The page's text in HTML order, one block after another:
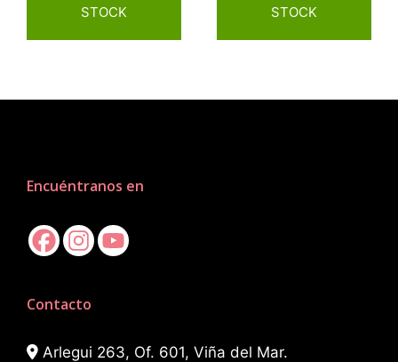
STOCK
STOCK
Encuéntranos en
Contacto
Arlegui 263, Of. 601, Viña del Mar.